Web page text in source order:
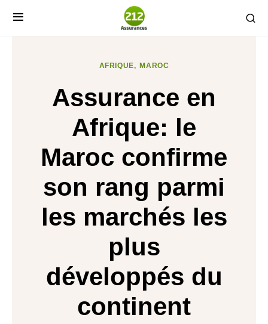
AFRIQUE MAROC
Assurance en
Afrique: le
Maroc confirme
son rang parmi
les marchés les
plus
développés du
continent